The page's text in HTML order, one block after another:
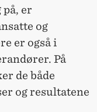
er
og
er også i
På
de både
og resultatene